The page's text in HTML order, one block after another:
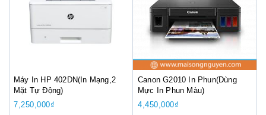
Máy In HP 402DN(In Mạng,2
Mặt Tự Động)
7,250,000₫
Canon G2010 In Phun(Dùng
Mực In Phun Màu)
4,450,000₫